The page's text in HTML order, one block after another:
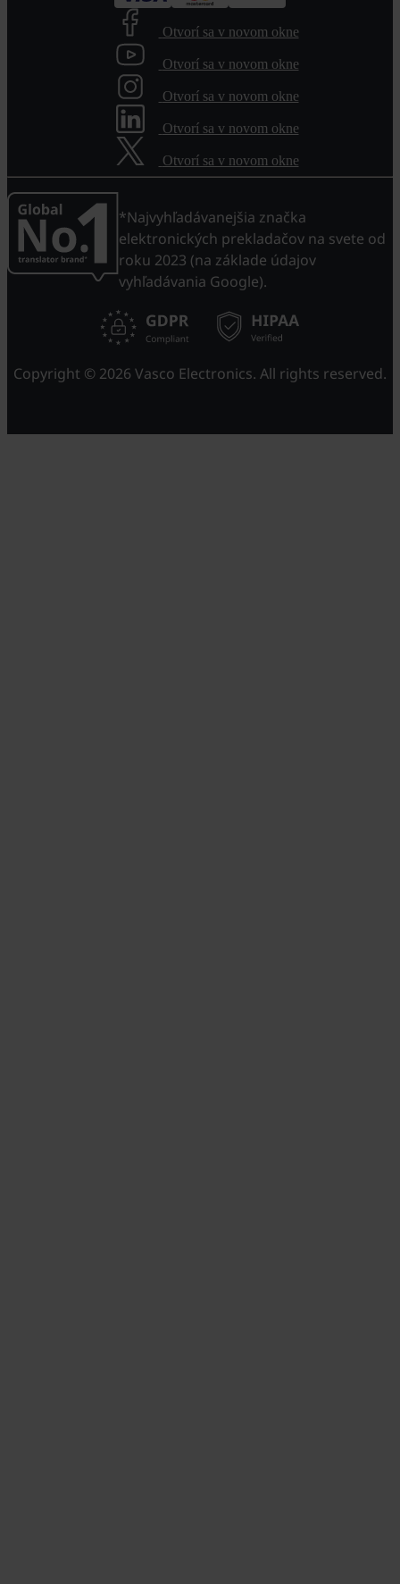
Otvorí sa v novom okne
Otvorí sa v novom okne
Otvorí sa v novom okne
Otvorí sa v novom okne
Otvorí sa v novom okne
*Najvyhľadávanejšia značka
elektronických prekladačov na svete od
roku 2023 (na základe údajov
vyhľadávania Google).
Copyright © 2026 Vasco Electronics. All rights reserved.